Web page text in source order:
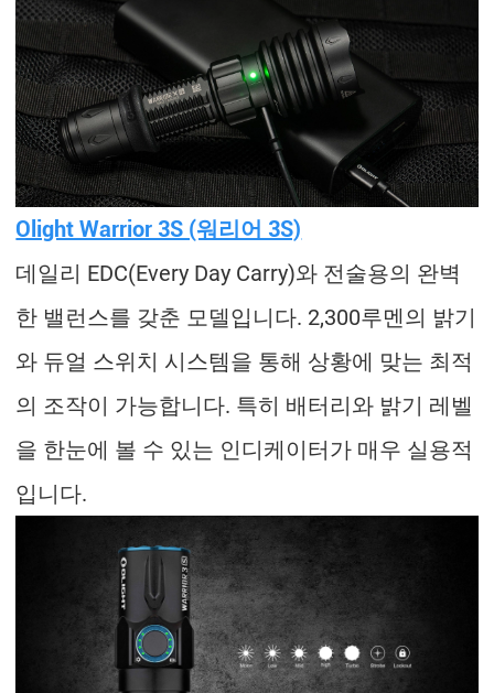
Olight Warrior 3S (워리어 3S)
데일리 EDC(Every Day Carry)와 전술용의 완벽
한 밸런스를 갖춘 모델입니다. 2,300루멘의 밝기
와 듀얼 스위치 시스템을 통해 상황에 맞는 최적
의 조작이 가능합니다. 특히 배터리와 밝기 레벨
을 한눈에 볼 수 있는 인디케이터가 매우 실용적
입니다.